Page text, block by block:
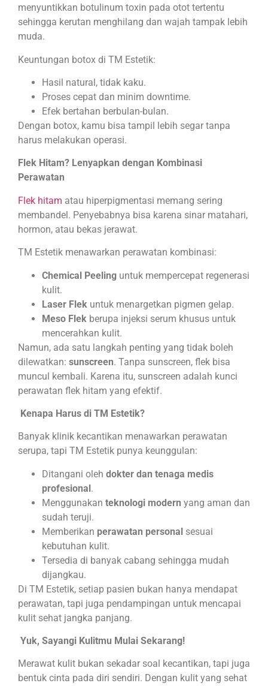
menyuntikkan botulinum toxin pada otot tertentu
sehingga kerutan menghilang dan wajah tampak lebih
muda.
Keuntungan botox di TM Estetik:
Hasil natural, tidak kaku.
Proses cepat dan minim downtime.
Efek bertahan berbulan-bulan.
Dengan botox, kamu bisa tampil lebih segar tanpa
harus melakukan operasi.
Flek Hitam? Lenyapkan dengan Kombinasi
Perawatan
Flek hitam atau hiperpigmentasi memang sering
membandel. Penyebabnya bisa karena sinar matahari,
hormon, atau bekas jerawat.
TM Estetik menawarkan perawatan kombinasi:
Chemical Peeling untuk mempercepat regenerasi
kulit.
Laser Flek untuk menargetkan pigmen gelap.
Meso Flek berupa injeksi serum khusus untuk
mencerahkan kulit.
Namun, ada satu langkah penting yang tidak boleh
dilewatkan: sunscreen. Tanpa sunscreen, flek bisa
muncul kembali. Karena itu, sunscreen adalah kunci
perawatan flek hitam yang efektif.
Kenapa Harus di TM Estetik?
Banyak klinik kecantikan menawarkan perawatan
serupa, tapi TM Estetik punya keunggulan:
Ditangani oleh dokter dan tenaga medis
profesional.
Menggunakan teknologi modern yang aman dan
sudah teruji.
Memberikan perawatan personal sesuai
kebutuhan kulit.
Tersedia di banyak cabang sehingga mudah
dijangkau.
Di TM Estetik, setiap pasien bukan hanya mendapat
perawatan, tapi juga pendampingan untuk mencapai
kulit sehat jangka panjang.
Yuk, Sayangi Kulitmu Mulai Sekarang!
Merawat kulit bukan sekadar soal kecantikan, tapi juga
bentuk cinta pada diri sendiri. Dengan kulit yang sehat